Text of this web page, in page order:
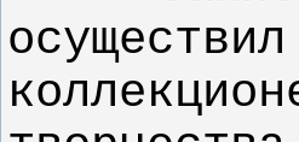
осуществил